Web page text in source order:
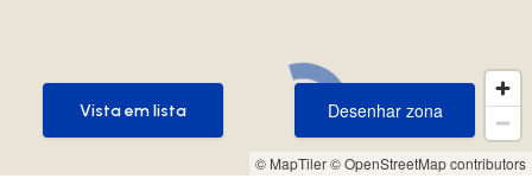
© MapTiler© OpenStreetMap contributors
Desenhar zona
Desenhar zona
Vista em lista
Vista em lista